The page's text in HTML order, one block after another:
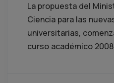
La propuesta del
Ciencia para las
universitarias,
curso académico